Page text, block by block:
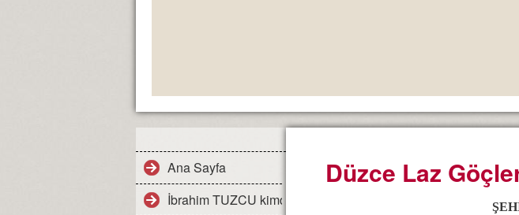
Ana Sayfa
İbrahim TUZCU kimdir
Düzce Laz